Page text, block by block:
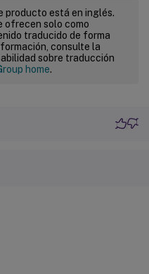
producto está en inglés.
ofrecen solo como
traducido de forma
consulte la
sobre traducción
home.